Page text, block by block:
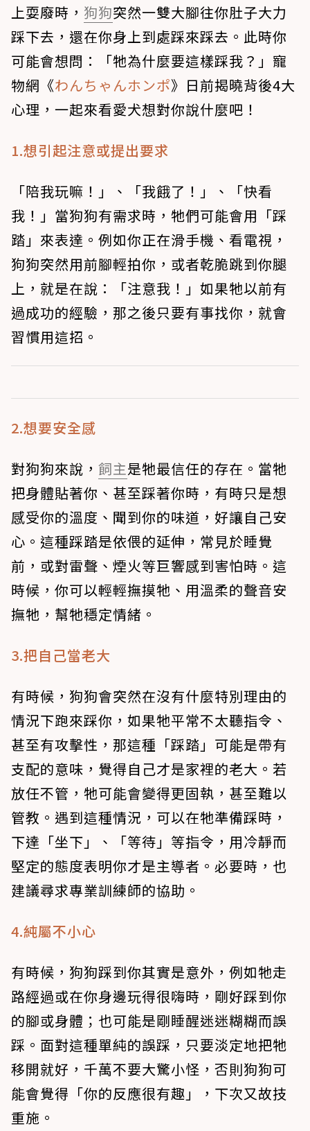
上耍廢時， 狗狗突然一雙大腳往你肚子大力
踩下去，還在你身上到處踩來踩去。此時你
可能會想問：「牠為什麼要這樣踩我？」寵
物網《わんちゃんホンポ》日前揭曉背後4大
心理，一起來看愛犬想對你說什麼吧！
1.想引起注意或提出要求
「陪我玩嘛！」、「我餓了！」、「快看
我！」當狗狗有需求時，牠們可能會用「踩
踏」來表達。例如你正在滑手機、看電視，
狗狗突然用前腳輕拍你，或者乾脆跳到你腿
上，就是在說：「注意我！」如果牠以前有
過成功的經驗，那之後只要有事找你，就會
習慣用這招。
2.想要安全感
對狗狗來說， 飼主是牠最信任的存在。當牠
把身體貼著你、甚至踩著你時，有時只是想
感受你的溫度、聞到你的味道，好讓自己安
心。這種踩踏是依偎的延伸，常見於睡覺
前，或對雷聲、煙火等巨響感到害怕時。這
時候，你可以輕輕撫摸牠、用溫柔的聲音安
撫牠，幫牠穩定情緒。
3.把自己當老大
有時候，狗狗會突然在沒有什麼特別理由的
情況下跑來踩你，如果牠平常不太聽指令、
甚至有攻擊性，那這種「踩踏」可能是帶有
支配的意味，覺得自己才是家裡的老大。若
放任不管，牠可能會變得更固執，甚至難以
管教。遇到這種情況，可以在牠準備踩時，
下達「坐下」、「等待」等指令，用冷靜而
堅定的態度表明你才是主導者。必要時，也
建議尋求專業訓練師的協助。
4.純屬不小心
有時候，狗狗踩到你其實是意外，例如牠走
路經過或在你身邊玩得很嗨時，剛好踩到你
的腳或身體；也可能是剛睡醒迷迷糊糊而誤
踩。面對這種單純的誤踩，只要淡定地把牠
移開就好，千萬不要大驚小怪，否則狗狗可
能會覺得「你的反應很有趣」，下次又故技
重施。